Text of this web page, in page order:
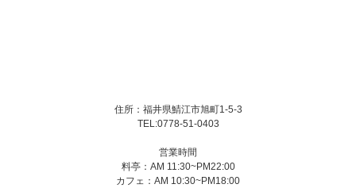
住所：福井県鯖江市旭町1-5-3
TEL:0778-51-0403
営業時間
料亭：AM 11:30~PM22:00
カフェ：AM 10:30~PM18:00